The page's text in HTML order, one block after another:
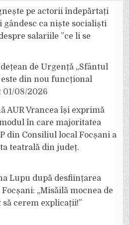
pe actorii îndepărtați
gândesc ca niște socialiști
salariile ”ce li se
de Urgență „Sfântul
din nou funcțional
01/08/2026
AUR Vrancea își exprimă
în care majoritatea
din Consiliul local Focșani a
teatrală din județ.
Lupu după desființarea
„Misăilă mocnea de
cerem explicații!”